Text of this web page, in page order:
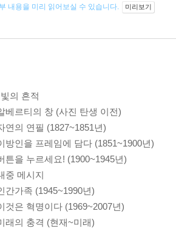
내용을 미리 읽어보실 수 있습니다. 미리보기
의 흔적
베르티의 창 (사진 탄생 이전)
연의 연필 (1827~1851년)
방인을 프레임에 담다 (1851~1900년)
튼을 누르세요! (1900~1945년)
중 메시지
간가족 (1945~1990년)
것은 혁명이다 (1969~2007년)
래의 충격 (현재~미래)